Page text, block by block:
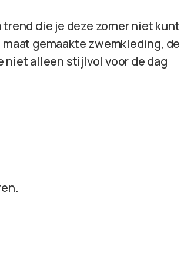
die je deze zomer niet kunt
gemaakte zwemkleding, de
niet alleen stijlvol voor de dag